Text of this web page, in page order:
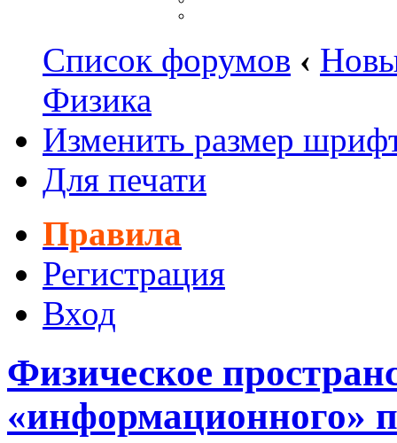
Список форумов ‹
Физика
Изменить размер
Для печати
Правила
Регистрация
Вход
Физическое
«информационного»